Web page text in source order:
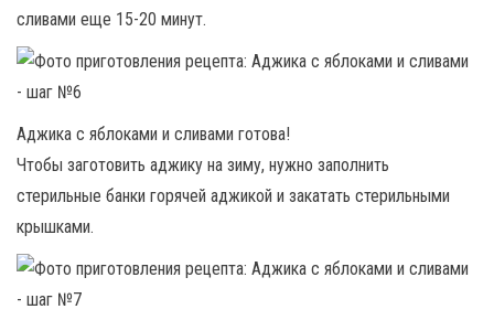
сливами еще 15-20 минут.
Аджика с яблоками и сливами готова!
Чтобы заготовить аджику на зиму, нужно заполнить
стерильные банки горячей аджикой и закатать стерильными
крышками.